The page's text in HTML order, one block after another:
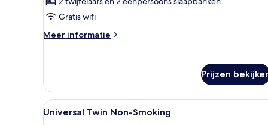
Bath
Non-
Smoking
Gratis wifi
Meer informatie
Meer
with
Open-
air
Prijzen
Alle
foto's
Een moderne hotelkamer
12
Universal Twin Non-Smoking